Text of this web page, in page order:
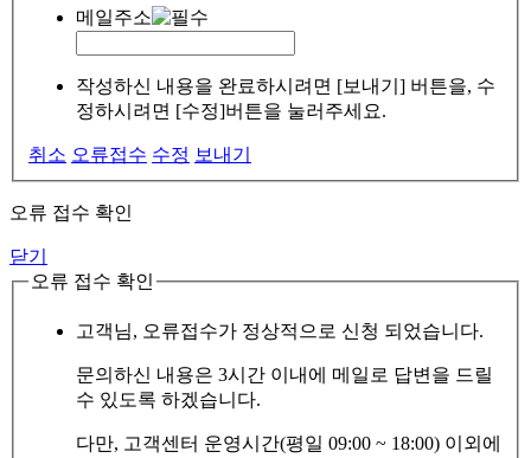
메일주소
작성하신 내용을 완료하시려면 [보내기] 버튼을, 수
정하시려면 [수정]버튼을 눌러주세요.
취소 오류접수 수정 보내기
오류 접수 확인
닫기
오류 접수 확인
고객님, 오류접수가 정상적으로 신청 되었습니다.
문의하신 내용은 3시간 이내에 메일로 답변을 드릴
수 있도록 하겠습니다.
다만, 고객센터 운영시간(평일 09:00 ~ 18:00) 이외에